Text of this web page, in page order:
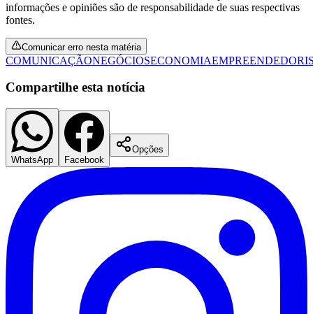
Vasco
informações e opiniões são de responsabilidade de suas respectivas
fontes.
Comunicar erro nesta matéria
COMUNICAÇÃONEGÓCIOSECONOMIA
Compartilhe esta notícia
WhatsApp Facebook
Opções